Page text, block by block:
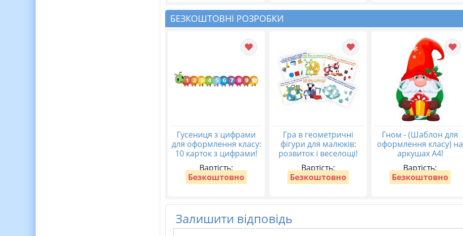
БЕЗКОШТОВНІ РОЗРОБКИ
Гусениця з цифрами
для оформлення класу:
10 карток з цифрами!
Вартість:
Безкоштовно
Гра в геометричні
фігури для малюків:
розвиток і веселощі!
Вартість:
Безкоштовно
Гном - (Шаблон для
оформлення класу) на
аркушах А4!
Вартість:
Безкоштовно
Залишити відповідь